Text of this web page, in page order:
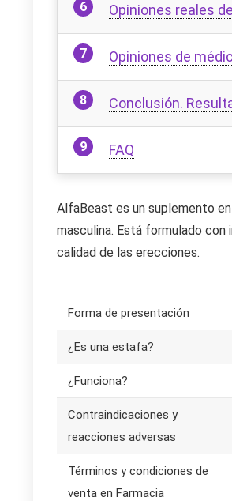
Opiniones reales
Opiniones de
Conclusión.
FAQ
AlfaBeast es un suplemento
masculina. Está formulado con
calidad de las erecciones.
Forma de presentación
¿Es una estafa?
¿Funciona?
Contraindicaciones y
reacciones adversas
Términos y condiciones de
venta en Farmacia